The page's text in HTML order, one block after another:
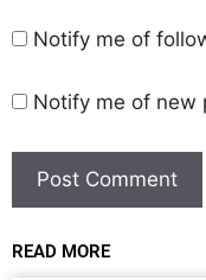
Notify me of
Notify me of new
READ MORE